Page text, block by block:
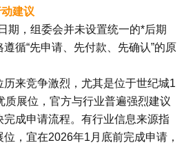
建议
期，组委会并未设置统一的*后期
循“先申请、先付款、先确认”的原
来竞争激烈，尤其是位于世纪城1
质展位，官方与行业普遍强烈建议
成申请流程。有行业信息来源指
，宜在2026年1月底前完成申请，